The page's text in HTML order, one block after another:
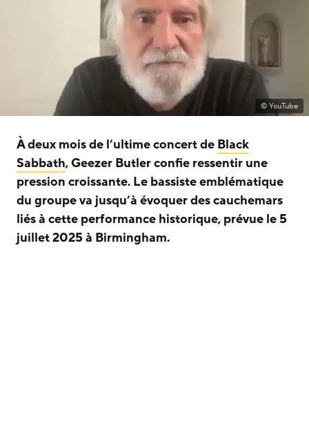
© YouTube
À deux mois de l’ultime concert de Black
Sabbath, Geezer Butler confie ressentir une
pression croissante. Le bassiste emblématique
du groupe va jusqu’à évoquer des cauchemars
liés à cette performance historique, prévue le 5
juillet 2025 à Birmingham.